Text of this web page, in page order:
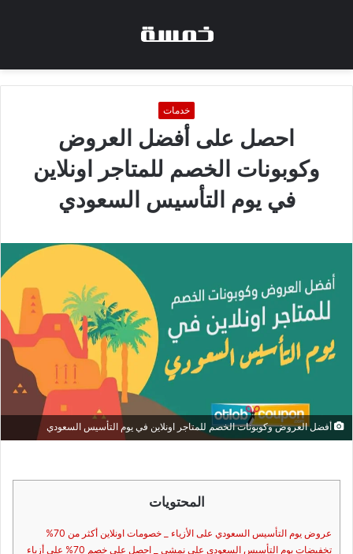
خدمات
احصل على أفضل العروض
وكوبونات الخصم للمتاجر اونلاين
في يوم التأسيس السعودي
أفضل العروض وكوبونات الخصم للمتاجر اونلاين في يوم التأسيس السعودي
المحتويات
عروض يوم التأسيس السعودي على الأزياء _ خصومات اونلاين أكثر من 70%
تخفيضات يوم التأسيس السعودي على نمشي _ احصل على خصم 70% على أزياء